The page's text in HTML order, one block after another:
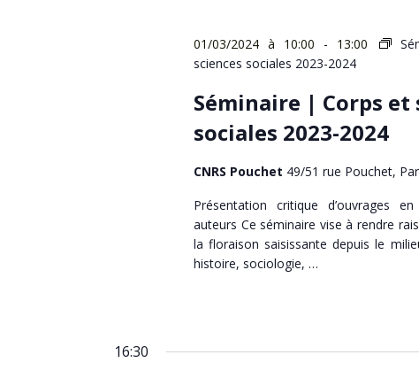
01/03/2024 à 10:00 - 13:00
sciences sociales 2023-2024
Séminaire | Corps et
sociales 2023-2024
CNRS Pouchet 49/51 rue Pouchet,
Présentation critique d’ouvrages
auteurs Ce séminaire vise à rendre
la floraison saisissante depuis le
histoire, sociologie, …
16:30